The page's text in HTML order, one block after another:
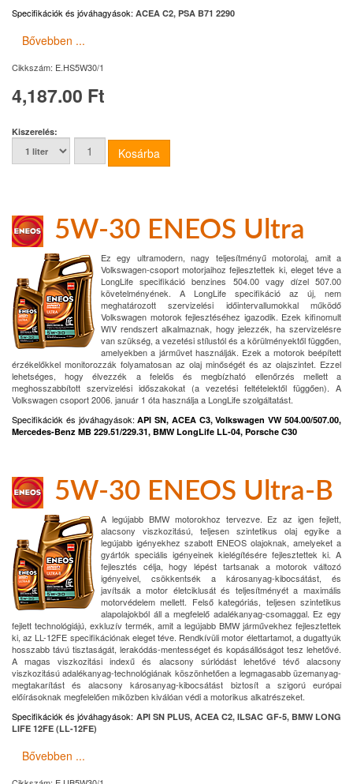
Specifikációk és jóváhagyások: ACEA C2, PSA B71 2290
Bővebben ...
Cikkszám: E.HS5W30/1
4,187.00 Ft
Kiszerelés:
5W-30 ENEOS Ultra
Ez egy ultramodern, nagy teljesítményű motorolaj, amit a
Volkswagen-csoport motorjaihoz fejlesztettek ki, eleget téve a
LongLife specifikáció benzines 504.00 vagy dízel 507.00
követelményének. A LongLife specifikáció az új, nem
meghatározott szervizelési időintervallumokkal működő
Volkswagen motorok fejlesztéséhez igazodik. Ezek kifinomult
WIV rendszert alkalmaznak, hogy jelezzék, ha szervizelésre
van szükség, a vezetési stílustól és a körülményektől függően,
amelyekben a járművet használják. Ezek a motorok beépített
érzékelőkkel monitorozzák folyamatosan az olaj minőségét és az olajszintet. Ezzel
lehetséges, hogy élvezzék a felelős és megbízható ellenőrzés mellett a
meghosszabbított szervizelési időszakokat (a vezetési feltételektől függően). A
Volkswagen csoport 2006. január 1 óta használja a LongLife szolgáltatást.
Specifikációk és jóváhagyások:API SN, ACEA C3, Volkswagen VW 504.00/507.00,
Mercedes-Benz MB 229.51/229.31, BMW LongLife LL-04, Porsche C30
5W-30 ENEOS Ultra-B
A legújabb BMW motorokhoz tervezve. Ez az igen fejlett,
alacsony viszkozitású, teljesen szintetikus olaj egyike a
legújabb igényekhez szabott ENEOS olajoknak, amelyeket a
gyártók speciális igényeinek kielégítésére fejlesztettek ki. A
fejlesztés célja, hogy lépést tartsanak a motorok változó
igényeivel, csökkentsék a károsanyag-kibocsátást, és
javítsák a motor életciklusát és teljesítményét a maximális
motorvédelem mellett. Felső kategóriás, teljesen szintetikus
alapolajokból áll a megfelelő adalékanyag-csomaggal. Ez egy
fejlett technológiájú, exkluzív termék, amit a legújabb BMW járművekhez fejlesztettek
ki, az LL-12FE specifikációnak eleget téve. Rendkívüli motor élettartamot, a dugattyúk
hosszabb távú tisztaságát, lerakódás-mentességet és kopásállóságot tesz lehetővé.
A magas viszkozitási indexű és alacsony súrlódást lehetővé tévő alacsony
viszkozitású adalékanyag-technológiának köszönhetően a legmagasabb üzemanyag-
megtakarítást és alacsony károsanyag-kibocsátást biztosít a szigorú európai
előírásoknak megfelelően miközben kiválóan védi a motorikus alkatrészeket.
Specifikációk és jóváhagyások: API SN PLUS, ACEA C2, ILSAC GF-5, BMW LONG
LIFE 12FE (LL-12FE)
Bővebben ...